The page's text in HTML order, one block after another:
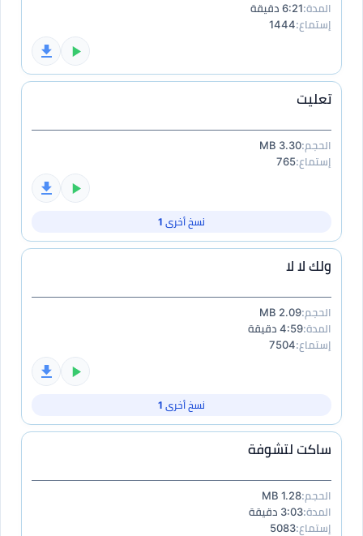
المدة:6:21 دقيقة
إستماع:1444
تعليت
الحجم:3.30 MB
إستماع:765
نسخ أخرى 1
ولك لا لا
الحجم:2.09 MB
المدة:4:59 دقيقة
إستماع:7504
نسخ أخرى 1
ساكت لتشوفة
الحجم:1.28 MB
المدة:3:03 دقيقة
إستماع:5083